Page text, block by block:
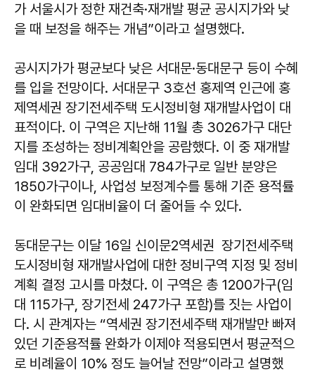
가 서울시가 정한 재건축·재개발 평균 공시지가와 낮
을 때 보정을 해주는 개념”이라고 설명했다.
공시지가가 평균보다 낮은 서대문·동대문구 등이 수혜
를 입을 전망이다. 서대문구 3호선 홍제역 인근에 홍
제역세권 장기전세주택 도시정비형 재개발사업이 대
표적이다. 이 구역은 지난해 11월 총 3026가구 대단
지를 조성하는 정비계획안을 공람했다. 이 중 재개발
임대 392가구, 공공임대 784가구로 일반 분양은
1850가구이나, 사업성 보정계수를 통해 기준 용적률
이 완화되면 임대비율이 더 줄어들 수 있다.
동대문구는 이달 16일 신이문2역세권 장기전세주택
도시정비형 재개발사업에 대한 정비구역 지정 및 정비
계획 결정 고시를 마쳤다. 이 구역은 총 1200가구(임
대 115가구, 장기전세 247가구 포함)를 짓는 사업이
다. 시 관계자는 “역세권 장기전세주택 재개발만 빠져
있던 기준용적률 완화가 이제야 적용되면서 평균적으
로 비례율이 10% 정도 늘어날 전망”이라고 설명했